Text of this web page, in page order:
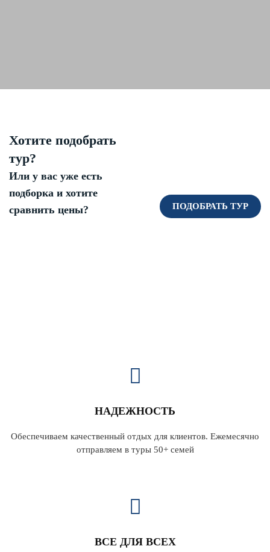
Хотите подобрать
тур?
Или у вас уже есть
подборка и хотите
сравнить цены?
ПОДОБРАТЬ ТУР
НАДЕЖНОСТЬ
Обеспечиваем качественный отдых для клиентов. Ежемесячно
отправляем в туры 50+ семей
ВСЕ ДЛЯ ВСЕХ